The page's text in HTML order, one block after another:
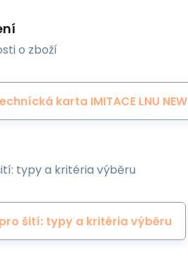
o zboží
karta IMITACE LNU NEW
typy a kritéria výběru
šití: typy a kritéria výběru